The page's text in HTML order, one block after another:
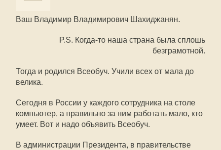
Ваш Владимир Владимирович Шахиджанян.
P.S. Когда-то наша страна была сплошь
безграмотной.
Тогда и родился Всеобуч. Учили всех от мала до
велика.
Сегодня в России у каждого сотрудника на столе
компьютер, а правильно за ним работать мало, кто
умеет. Вот и надо объявить Всеобуч.
В администрации Президента, в правительстве